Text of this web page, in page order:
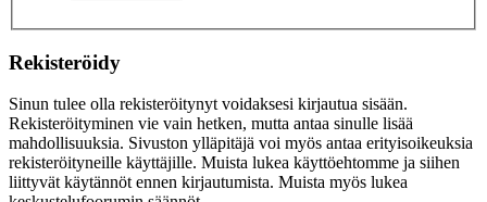
Rekisteröidy
Sinun tulee olla rekisteröitynyt voidaksesi kirjautua sisään.
Rekisteröityminen vie vain hetken, mutta antaa sinulle lisää
mahdollisuuksia. Sivuston ylläpitäjä voi myös antaa erityisoikeuksia
rekisteröityneille käyttäjille. Muista lukea käyttöehtomme ja siihen
liittyvät käytännöt ennen kirjautumista. Muista myös lukea